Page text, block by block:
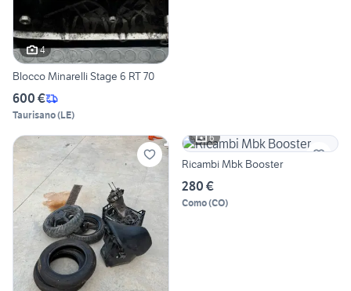
4
Blocco Minarelli Stage 6 RT 70
600 €
Taurisano(LE)
6
Ricambi Mbk Booster
280 €
Como(CO)